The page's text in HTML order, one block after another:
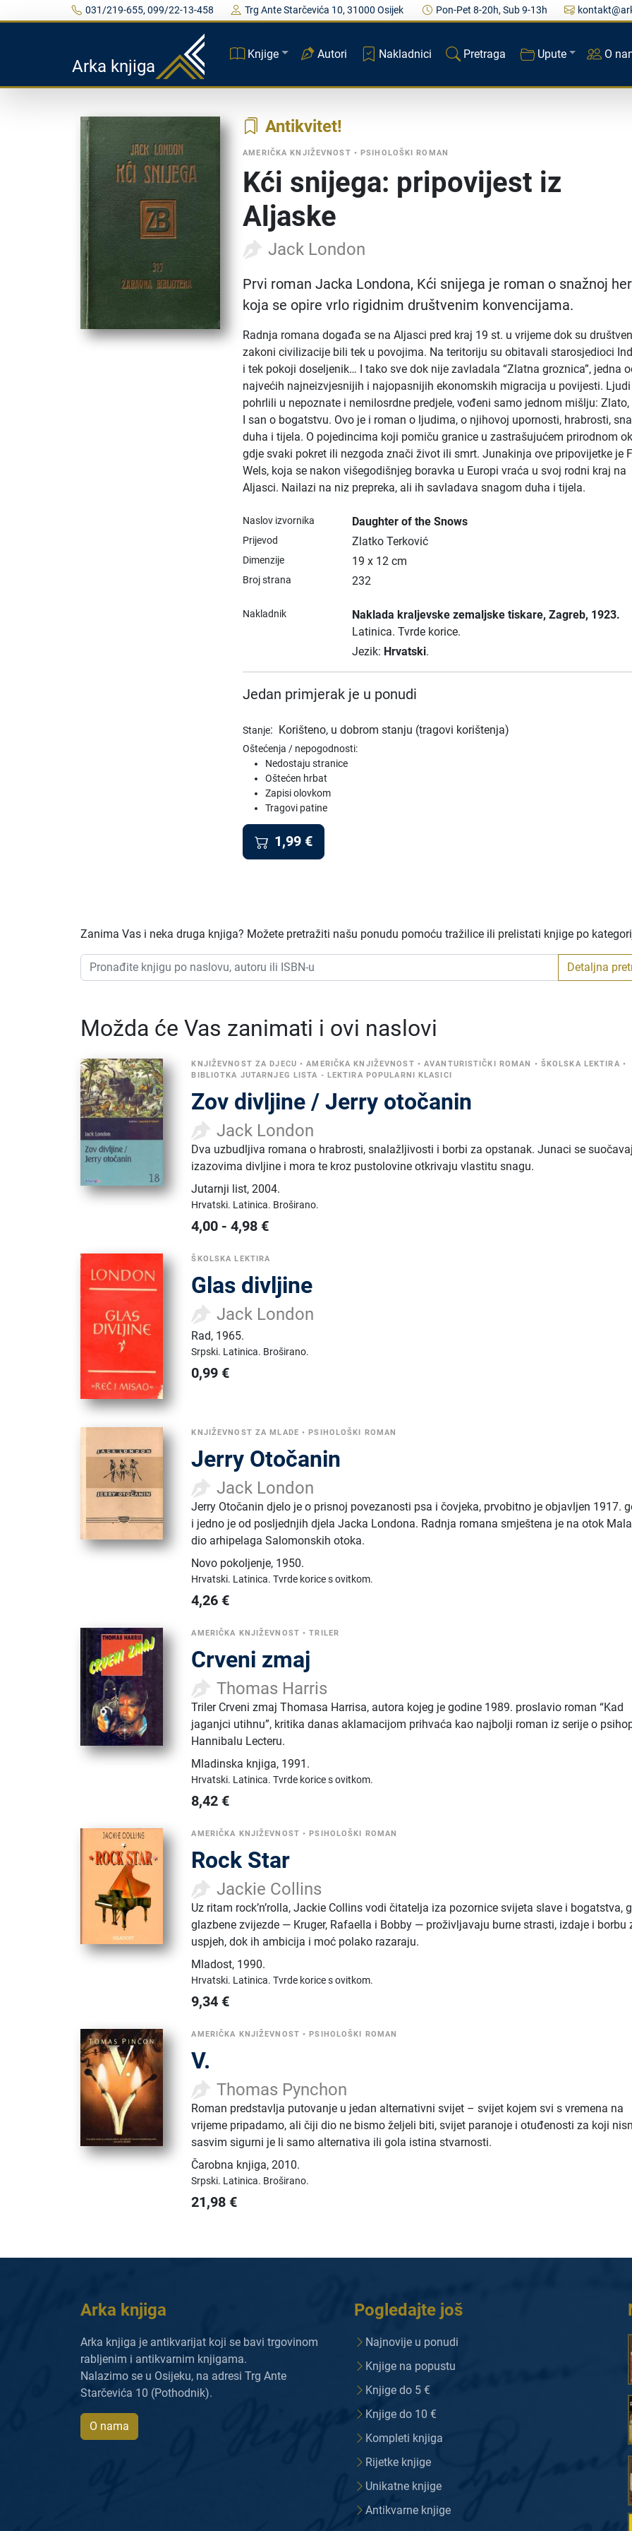
031/219-655, 099/22-13-458 Trg Ante Starčevića 10, 31000 Osijek Pon-Pet 8-20h, Sub 9-13h
Arka knjiga
Knjige Autori Nakladnici Pretraga Upute O
Antikvitet
AMERIČKA KNJIŽEVNOST •PSIHOLOŠKI ROMAN
Kći snijega: pripovijest iz
Aljaske
Jack London
Prvi roman Jacka Londona, Kći snijega je roman o snažnoj
koja se opire vrlo rigidnim društvenim konvencijama.
Radnja romana događa se na Aljasci pred kraj 19 st. u vrijeme dok su
zakoni civilizacije bili tek u povojima. Na teritoriju su obitavali starosjedioci
i tek pokoji doseljenik… I tako sve dok nije zavladala “Zlatna groznica”, jedna
najvećih najneizvjesnijih i najopasnijih ekonomskih migracija u povijesti.
pohrlili u nepoznate i nemilosrdne predjele, vođeni samo jednom mišlju:
I san o bogatstvu. Ovo je i roman o ljudima, o njihovoj upornosti, hrabrosti,
duha i tijela. O pojedincima koji pomiču granice u zastrašujućem prirodnom
gdje svaki pokret ili nezgoda znači život ili smrt. Junakinja ove pripovijetke je
Wels, koja se nakon višegodišnjeg boravka u Europi vraća u svoj rodni kraj na
Aljasci. Nailazi na niz prepreka, ali ih savladava snagom duha i tijela.
Naslov izvornika Daughter of the Snows
Prijevod Zlatko Terković
Dimenzije 19 x 12 cm
Broj strana 232
Nakladnik Naklada kraljevske zemaljske tiskare, Zagreb, 1923.
Latinica. Tvrde korice.
Jezik: Hrvatski.
Jedan primjerak je u ponudi
Stanje: Korišteno, u dobrom stanju (tragovi korištenja)
Oštećenja / nepogodnosti:
Nedostaju stranice
Oštećen hrbat
Zapisi olovkom
Tragovi patine
1,99 €
Zanima Vas i neka druga knjiga? Možete pretražiti našu ponudu pomoću tražilice ili prelistati knjige po
Detaljna
Možda će Vas zanimati i ovi naslovi
KNJIŽEVNOST ZA DJECU •AMERIČKA KNJIŽEVNOST •AVANTURISTIČKI ROMAN • ŠKOLSKA LEKTIRA •
BIBLIOTKA JUTARNJEG LISTA - LEKTIRA POPULARNI KLASICI
Zov divljine / Jerry otočanin
Jack London
Dva uzbudljiva romana o hrabrosti, snalažljivosti i borbi za opstanak. Junaci se
izazovima divljine i mora te kroz pustolovine otkrivaju vlastitu snagu.
Jutarnji list,2004.
Hrvatski. Latinica. Broširano.
4,00 -4,98 €
ŠKOLSKA LEKTIRA
Glas divljine
Jack London
Rad, 1965.
Srpski. Latinica. Broširano.
0,99 €
KNJIŽEVNOST ZA MLADE •PSIHOLOŠKI ROMAN
Jerry Otočanin
Jack London
Jerry Otočanin djelo je o prisnoj povezanosti psa i čovjeka, prvobitno je objavljen 1917.
i jedno je od posljednjih djela Jacka Londona. Radnja romana smještena je na otok
dio arhipelaga Salomonskih otoka.
Novo pokoljenje, 1950.
Hrvatski. Latinica.Tvrde korice s ovitkom.
4,26 €
AMERIČKA KNJIŽEVNOST •TRILER
Crveni zmaj
Thomas Harris
Triler Crveni zmaj Thomasa Harrisa, autora kojeg je godine 1989. proslavio roman “Kad
jaganjci utihnu”, kritika danas aklamacijom prihvaća kao najbolji roman iz serije o
Hannibalu Lecteru.
Mladinska knjiga, 1991.
Hrvatski. Latinica.Tvrde korice s ovitkom.
8,42 €
AMERIČKA KNJIŽEVNOST •PSIHOLOŠKI ROMAN
Rock Star
Jackie Collins
Uz ritam rock’n’rolla, Jackie Collins vodi čitatelja iza pozornice svijeta slave i bogatstva,
glazbene zvijezde — Kruger, Rafaella i Bobby — proživljavaju burne strasti, izdaje i borbu
uspjeh, dok ih ambicija i moć polako razaraju.
Mladost, 1990.
Hrvatski. Latinica.Tvrde korice s ovitkom.
9,34 €
AMERIČKA KNJIŽEVNOST •PSIHOLOŠKI ROMAN
V.
Thomas Pynchon
Roman predstavlja putovanje u jedan alternativni svijet – svijet kojem svi s vremena na
vrijeme pripadamo, ali čiji dio ne bismo željeli biti, svijet paranoje i otuđenosti za koji
sasvim sigurni je li samo alternativa ili gola istina stvarnosti.
Čarobna knjiga,2010.
Srpski. Latinica. Broširano.
21,98 €
Arka knjiga
Arka knjiga je antikvarijat koji se bavi trgovinom
rabljenim i antikvarnim knjigama.
Nalazimo se u Osijeku, na adresi Trg Ante
Starčevića 10 (Pothodnik).
O nama
Pogledajte još
Najnovije u ponudi
Knjige na popustu
Knjige do 5 €
Knjige do 10 €
Kompleti knjiga
Rijetke knjige
Unikatne knjige
Antikvarne knjige